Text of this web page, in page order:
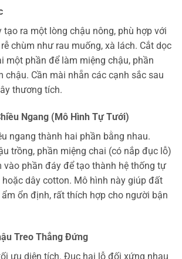
tạo ra một lòng chậu nông, phù hợp với
chùm như rau muống, xà lách. Cắt dọc
một phần để làm miệng chậu, phần
chậu. Cần mài nhẵn các cạnh sắc sau
thương tích.
Ngang (Mô Hình Tự Tưới)
ngang thành hai phần bằng nhau.
trồng, phần miệng chai (có nắp đục lỗ)
vào phần đáy để tạo thành hệ thống tự
dây cotton. Mô hình này giúp đất
ổn định, rất thích hợp cho người bận
Treo Thẳng Đứng
ưu diện tích. Đục hai lỗ đối xứng nhau